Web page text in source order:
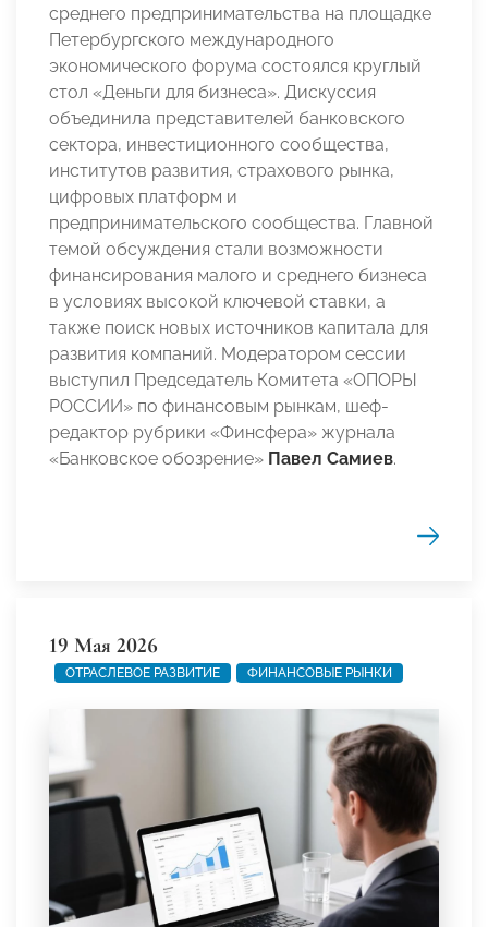
среднего предпринимательства на площадке
Петербургского международного
экономического форума состоялся круглый
стол «Деньги для бизнеса». Дискуссия
объединила представителей банковского
сектора, инвестиционного сообщества,
институтов развития, страхового рынка,
цифровых платформ и
предпринимательского сообщества. Главной
темой обсуждения стали возможности
финансирования малого и среднего бизнеса
в условиях высокой ключевой ставки, а
также поиск новых источников капитала для
развития компаний. Модератором сессии
выступил Председатель Комитета «ОПОРЫ
РОССИИ» по финансовым рынкам, шеф-
редактор рубрики «Финсфера» журнала
«Банковское обозрение» Павел Самиев.
19 Мая 2026
ОТРАСЛЕВОЕ РАЗВИТИЕ ФИНАНСОВЫЕ РЫНКИ